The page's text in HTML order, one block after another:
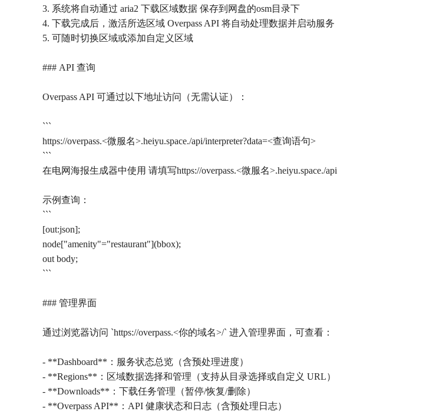
3. 系统将自动通过 aria2 下载区域数据 保存到网盘的osm目录下
4. 下载完成后，激活所选区域 Overpass API 将自动处理数据并启动服务
5. 可随时切换区域或添加自定义区域
### API 查询
Overpass API 可通过以下地址访问（无需认证）：
```
https://overpass.<微服名>.heiyu.space./api/interpreter?data=<查询语句>
```
在电网海报生成器中使用 请填写https://overpass.<微服名>.heiyu.space./api
示例查询：
```
[out:json];
node["amenity"="restaurant"](bbox);
out body;
```
### 管理界面
通过浏览器访问 `https://overpass.<你的域名>/` 进入管理界面，可查看：
- **Dashboard**：服务状态总览（含预处理进度）
- **Regions**：区域数据选择和管理（支持从目录选择或自定义 URL）
- **Downloads**：下载任务管理（暂停/恢复/删除）
- **Overpass API**：API 健康状态和日志（含预处理日志）